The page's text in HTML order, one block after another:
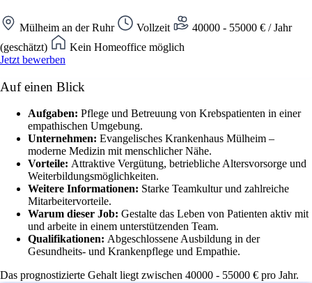
Mülheim an der Ruhr Vollzeit
40000 - 55000 € / Jahr
(geschätzt)
Kein Homeoffice möglich
Jetzt bewerben
Auf einen Blick
Aufgaben: Pflege und Betreuung von Krebspatienten in einer
empathischen Umgebung.
Unternehmen: Evangelisches Krankenhaus Mülheim –
moderne Medizin mit menschlicher Nähe.
Vorteile: Attraktive Vergütung, betriebliche Altersvorsorge und
Weiterbildungsmöglichkeiten.
Weitere Informationen: Starke Teamkultur und zahlreiche
Mitarbeitervorteile.
Warum dieser Job: Gestalte das Leben von Patienten aktiv mit
und arbeite in einem unterstützenden Team.
Qualifikationen: Abgeschlossene Ausbildung in der
Gesundheits- und Krankenpflege und Empathie.
Das prognostizierte Gehalt liegt zwischen 40000 - 55000 € pro Jahr.